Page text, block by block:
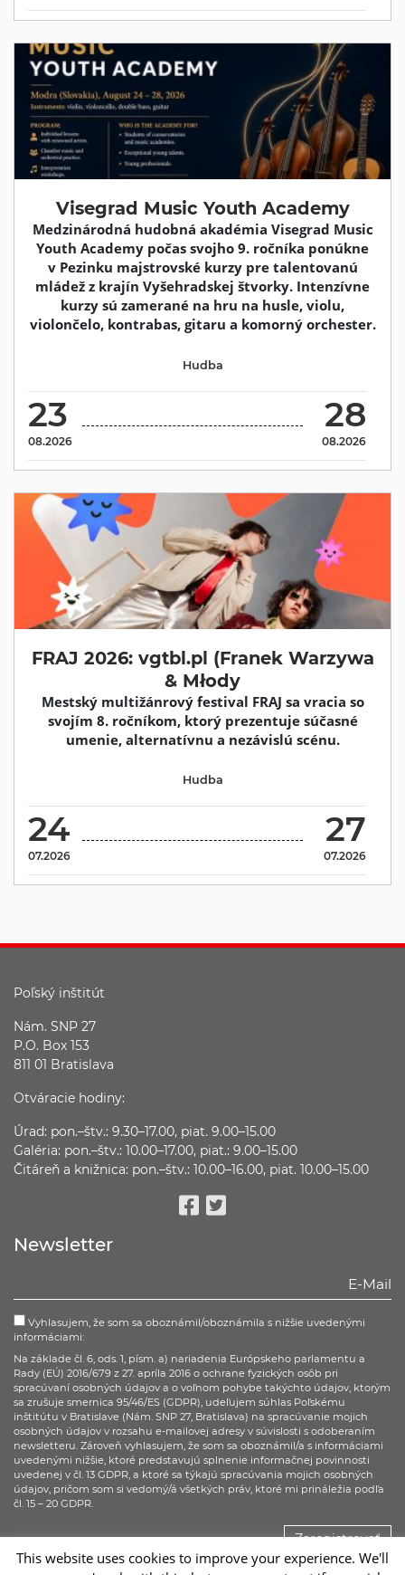
Visegrad Music Youth Academy
Medzinárodná hudobná akadémia Visegrad Music
Youth Academy počas svojho 9. ročníka ponúkne
v Pezinku majstrovské kurzy pre talentovanú
mládež z krajín Vyšehradskej štvorky. Intenzívne
kurzy sú zamerané na hru na husle, violu,
violončelo, kontrabas, gitaru a komorný orchester.
23
08.2026
28
08.2026
Hudba
FRAJ 2026: vgtbl.pl (Franek Warzywa
& Młody
Mestský multižánrový festival FRAJ sa vracia so
svojím 8. ročníkom, ktorý prezentuje súčasné
umenie, alternatívnu a nezávislú scénu.
24
07.2026
27
07.2026
Hudba
Poľský inštitút
Nám. SNP 27
P.O. Box 153
811 01 Bratislava
Otváracie hodiny:
Úrad: pon.–štv.: 9.30–17.00, piat. 9.00–15.00
Galéria: pon.–štv.: 10.00–17.00, piat.: 9.00–15.00
Čitáreň a knižnica: pon.–štv.: 10.00–16.00, piat. 10.00–15.00
Newsletter
Vyhlasujem, že som sa oboznámil/oboznámila s nižšie uvedenými
informáciami:
Na základe čl. 6, ods. 1, písm. a) nariadenia Európskeho parlamentu a
Rady (EÚ) 2016/679 z 27. apríla 2016 o ochrane fyzických osôb pri
spracúvaní osobných údajov a o voľnom pohybe takýchto údajov, ktorým
sa zrušuje smernica 95/46/ES (GDPR), udeľujem súhlas Poľskému
inštitútu v Bratislave (Nám. SNP 27, Bratislava) na spracúvanie mojich
osobných údajov v rozsahu e-mailovej adresy v súvislosti s odoberaním
newsletteru. Zároveň vyhlasujem, že som sa oboznámil/a s informáciami
uvedenými nižšie, ktoré predstavujú splnenie informačnej povinnosti
uvedenej v čl. 13 GDPR, a ktoré sa týkajú spracúvania mojich osobných
údajov, pričom som si vedomý/á všetkých práv, ktoré mi prináležia podľa
čl. 15 – 20 GDPR.
Zaregistrovať
This website uses cookies to improve your experience. We'll